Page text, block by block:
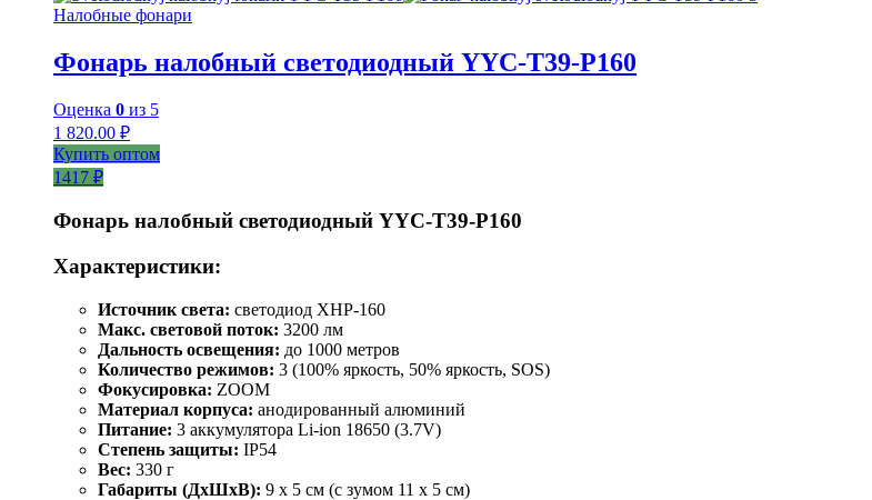
Налобные фонари
Фонарь налобный светодиодный YYC-T39-P160
Оценка 0 из 5
1 820.00 ₽
Купить оптом
1417 ₽
Фонарь налобный светодиодный YYC-T39-P160
Характеристики:
Источник света: светодиод XHP-160
Макс. световой поток: 3200 лм
Дальность освещения: до 1000 метров
Количество режимов: 3 (100% яркость, 50% яркость, SOS)
Фокусировка: ZOOM
Материал корпуса: анодированный алюминий
Питание: 3 аккумулятора Li-ion 18650 (3.7V)
Степень защиты: IP54
Вес: 330 г
Габариты (ДхШхВ): 9 x 5 см (с зумом 11 x 5 см)